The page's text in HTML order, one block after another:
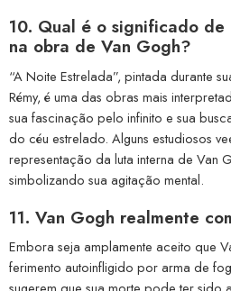
10. Qual é o significado de
na obra de Van Gogh?
“A Noite Estrelada”, pintada durante
Rémy, é uma das obras mais
sua fascinação pelo infinito e sua
do céu estrelado. Alguns estudiosos
representação da luta interna de Van
simbolizando sua agitação mental.
11. Van Gogh realmente
Embora seja amplamente aceito que
ferimento autoinfligido por arma de